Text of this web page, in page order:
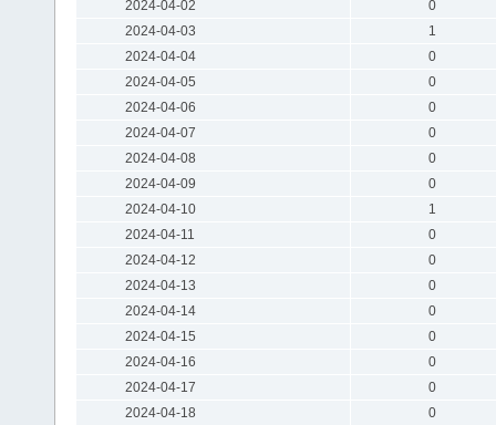
2024-04-02
0
2024-04-03
1
2024-04-04
0
2024-04-05
0
2024-04-06
0
2024-04-07
0
2024-04-08
0
2024-04-09
0
2024-04-10
1
2024-04-11
0
2024-04-12
0
2024-04-13
0
2024-04-14
0
2024-04-15
0
2024-04-16
0
2024-04-17
0
2024-04-18
0